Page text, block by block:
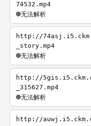
74532.mp4
无法解析
http://
_story.mp4
无法解析
http://
_315627.mp4
无法解析
http://